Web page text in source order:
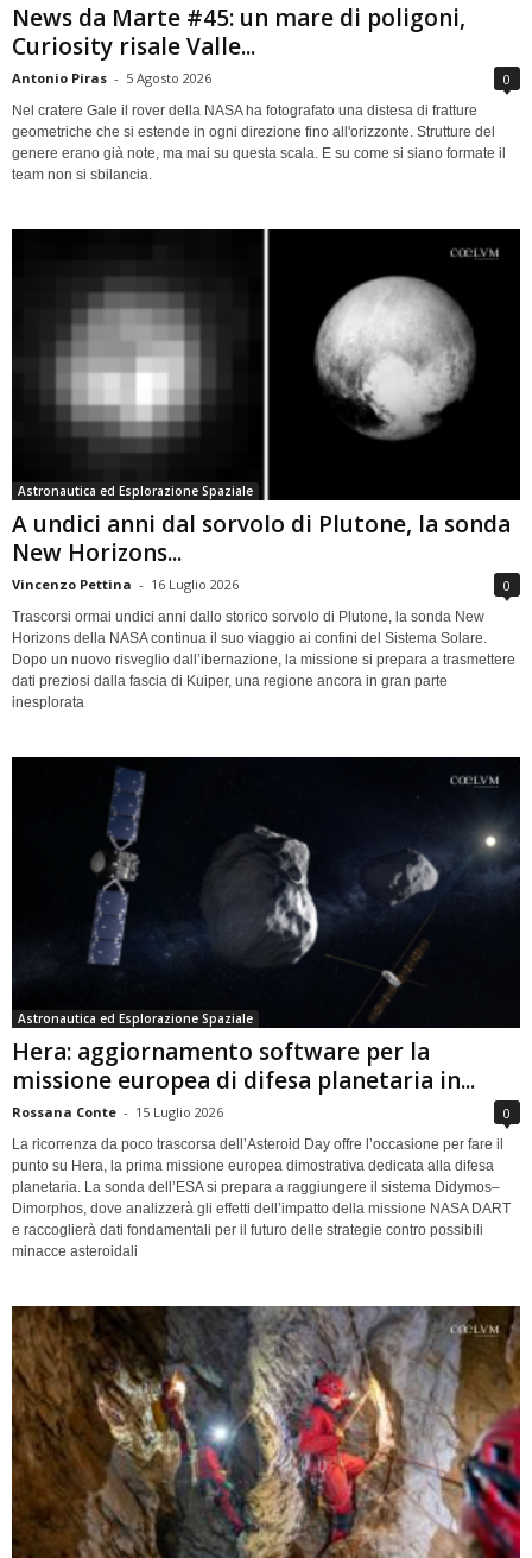
News da Marte #45: un mare di poligoni,
Curiosity risale Valle...
Antonio Piras - 5 Agosto 2026 0
Nel cratere Gale il rover della NASA ha fotografato una distesa di fratture
geometriche che si estende in ogni direzione fino all'orizzonte. Strutture del
genere erano già note, ma mai su questa scala. E su come si siano formate il
team non si sbilancia.
Astronautica ed Esplorazione Spaziale
A undici anni dal sorvolo di Plutone, la sonda
New Horizons...
Vincenzo Pettina - 16 Luglio 2026 0
Trascorsi ormai undici anni dallo storico sorvolo di Plutone, la sonda New
Horizons della NASA continua il suo viaggio ai confini del Sistema Solare.
Dopo un nuovo risveglio dall’ibernazione, la missione si prepara a trasmettere
dati preziosi dalla fascia di Kuiper, una regione ancora in gran parte
inesplorata
Astronautica ed Esplorazione Spaziale
Hera: aggiornamento software per la
missione europea di difesa planetaria in...
Rossana Conte - 15 Luglio 2026 0
La ricorrenza da poco trascorsa dell’Asteroid Day offre l’occasione per fare il
punto su Hera, la prima missione europea dimostrativa dedicata alla difesa
planetaria. La sonda dell’ESA si prepara a raggiungere il sistema Didymos–
Dimorphos, dove analizzerà gli effetti dell’impatto della missione NASA DART
e raccoglierà dati fondamentali per il futuro delle strategie contro possibili
minacce asteroidali